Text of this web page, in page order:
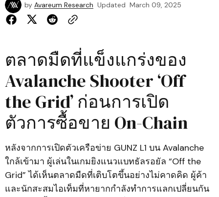
by Avareum Research Updated March 09, 2025
ตลาดมืดที่แข็งแกร่งของ
Avalanche Shooter ‘Off
the Grid’ ก่อนการเปิด
ตัวการซื้อขาย On-Chain
หลังจากการเปิดตัวเครือข่าย GUNZ L1 บน Avalanche
ใกล้เข้ามา ผู้เล่นในเกมยิงแนวแบทธัลรอยัล “Off the
Grid” ได้เห็นตลาดมืดที่เติบโตขึ้นอย่างไม่คาดคิด ผู้ค้า
และนักสะสมไอเท็มที่หายากกำลังทำการแลกเปลี่ยนกัน